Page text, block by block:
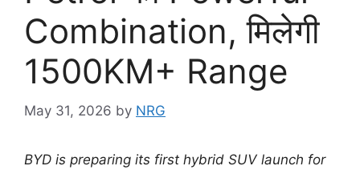
Combination, मिलेगी
1500KM+ Range
May 31, 2026 by NRG
BYD is preparing its first hybrid SUV launch for